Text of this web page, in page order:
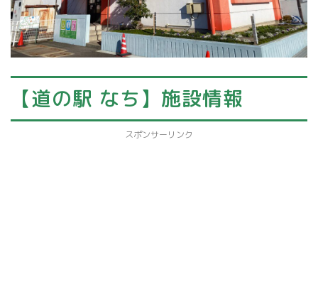
【道の駅 なち】施設情報
スポンサーリンク